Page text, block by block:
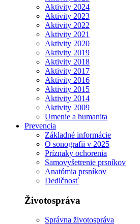
Aktivity 2024
Aktivity 2023
Aktivity 2022
Aktivity 2021
Aktivity 2020
Aktivity 2019
Aktivity 2018
Aktivity 2017
Aktivity 2016
Aktivity 2015
Aktivity 2014
Aktivity 2009
Umenie a humanita
Prevencia
Základné informácie
O sonografii v 2025
Príznaky ochorenia
Samovyšetrenie prsníkov
Anatómia prsníkov
Dedičnosť
Životospráva
Správna životospráva